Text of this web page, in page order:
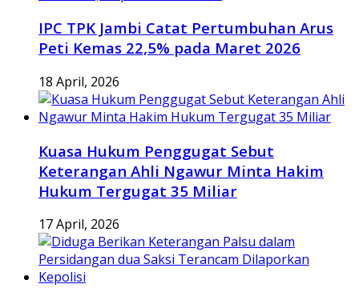
IPC TPK Jambi Catat Pertumbuhan Arus
Peti Kemas 22,5% pada Maret 2026
18 April, 2026
Kuasa Hukum Penggugat Sebut
Keterangan Ahli Ngawur Minta Hakim
Hukum Tergugat 35 Miliar
17 April, 2026